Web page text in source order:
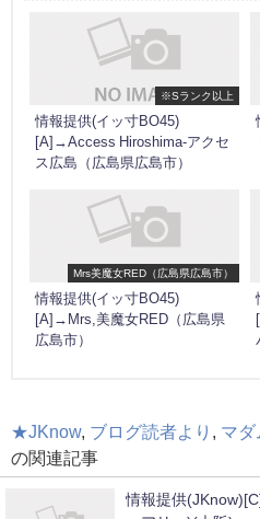
※Sランク以上
情報提供(イッ寸BO45)
[A]→Access Hiroshima-アクセ
ス広島（広島県広島市）
Mrs美魔女RED（広島県広島市）
情報提供(イッ寸BO45)
[A]→Mrs,美魔女RED（広島県
広島市）
★JKnow, ブログ読者より , マダ
の関連記事
情報提供